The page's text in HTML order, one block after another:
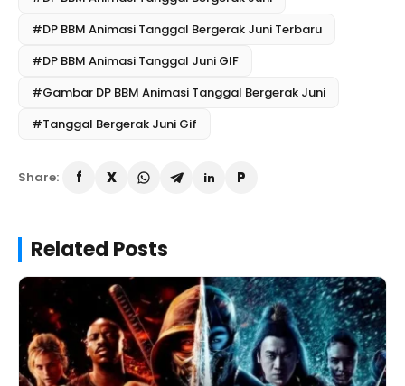
#DP BBM Animasi Tanggal Bergerak Juni Terbaru
#DP BBM Animasi Tanggal Juni GIF
#Gambar DP BBM Animasi Tanggal Bergerak Juni
#Tanggal Bergerak Juni Gif
Share:
Related Posts